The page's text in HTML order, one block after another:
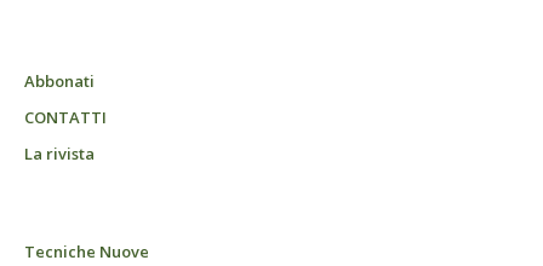
Abbonati
CONTATTI
La rivista
Tecniche Nuove